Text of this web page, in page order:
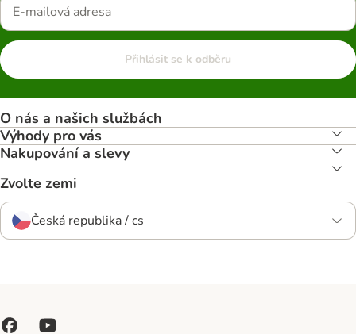
Přihlásit se k odběru
O nás a našich službách
Výhody pro vás
Nakupování a slevy
Zvolte zemi
Česká republika / cs